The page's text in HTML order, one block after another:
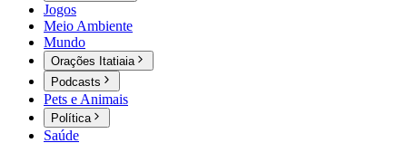
Jogos
Meio Ambiente
Mundo
Orações Itatiaia
Podcasts
Pets e Animais
Política
Saúde